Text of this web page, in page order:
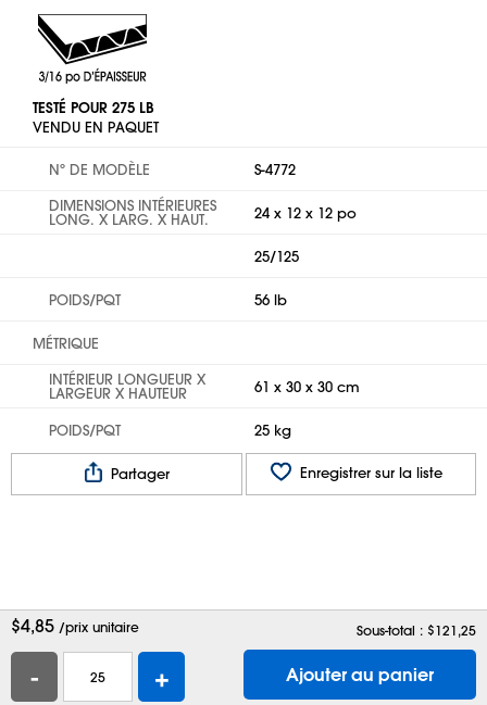
TESTÉ POUR 275 LB
VENDU EN PAQUET
Nº DE MODÈLE
S-4772
DIMENSIONS INTÉRIEURES
LONG. X LARG. X HAUT. 24 x 12 x 12 po
25/125
POIDS/PQT 56 lb
MÉTRIQUE
INTÉRIEUR LONGUEUR X
LARGEUR X HAUTEUR 61 x 30 x 30 cm
POIDS/PQT 25 kg
Partager Enregistrer sur la liste
$4,85 /prix unitaire Sous-total : $121,25
- + Ajouter au panier